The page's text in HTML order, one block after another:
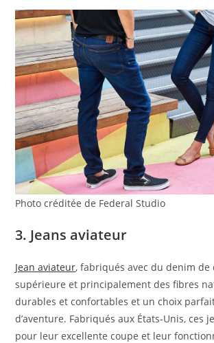
Photo créditée de Federal Studio
3. Jeans aviateur
Jean aviateur, fabriqués avec du denim de
supérieure et principalement des fibres
durables et confortables et un choix
d’aventure. Fabriqués aux États-Unis, ces
pour leur excellente coupe et leur